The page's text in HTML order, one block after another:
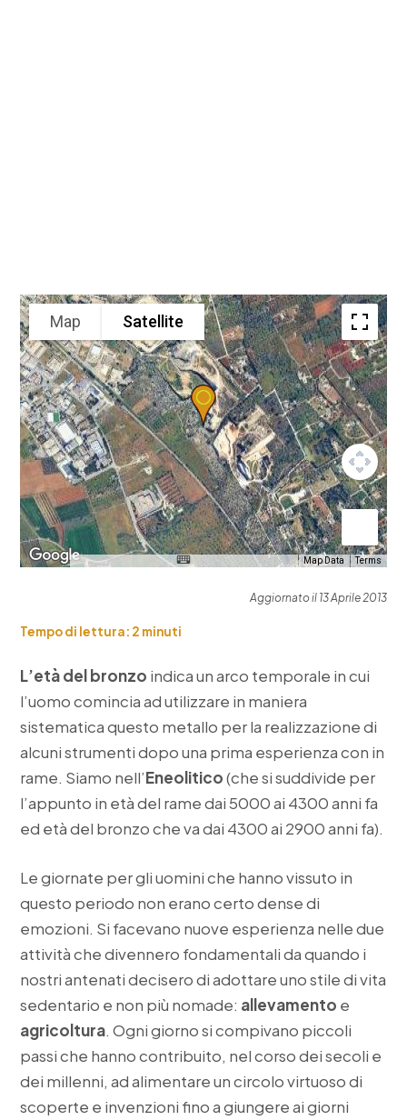
Map Satellite
Map Data Terms
Aggiornato il 13 Aprile 2013
Tempo di lettura: 2 minuti
L’età del bronzo indica un arco temporale in cui
l’uomo comincia ad utilizzare in maniera
sistematica questo metallo per la realizzazione di
alcuni strumenti dopo una prima esperienza con in
rame. Siamo nell’Eneolitico(che si suddivide per
l’appunto in età del rame dai 5000 ai 4300 anni fa
ed età del bronzo che va dai 4300 ai 2900 anni fa).
Le giornate per gli uomini che hanno vissuto in
questo periodo non erano certo dense di
emozioni. Si facevano nuove esperienza nelle due
attività che divennero fondamentali da quando i
nostri antenati decisero di adottare uno stile di vita
sedentario e non più nomade: allevamento e
agricoltura. Ogni giorno si compivano piccoli
passi che hanno contribuito, nel corso dei secoli e
dei millenni, ad alimentare un circolo virtuoso di
scoperte e invenzioni fino a giungere ai giorni